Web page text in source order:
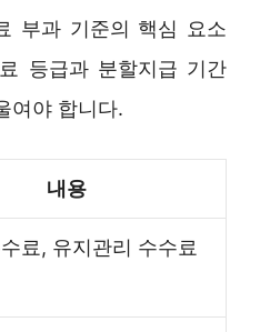
부과 기준의 핵심 요소
등급과 분할지급 기간
여야 합니다.
내용
료, 유지관리 수수료